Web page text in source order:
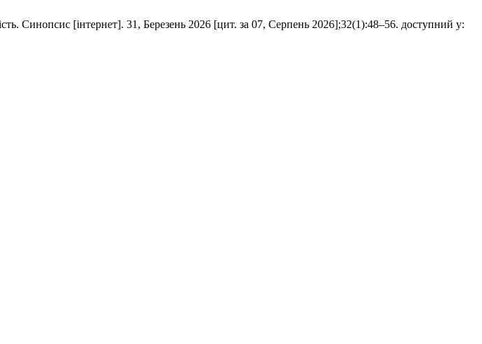
Синопсис [інтернет]. 31, Березень 2026 [цит. за 07, Серпень 2026];32(1):48–56. доступний у: